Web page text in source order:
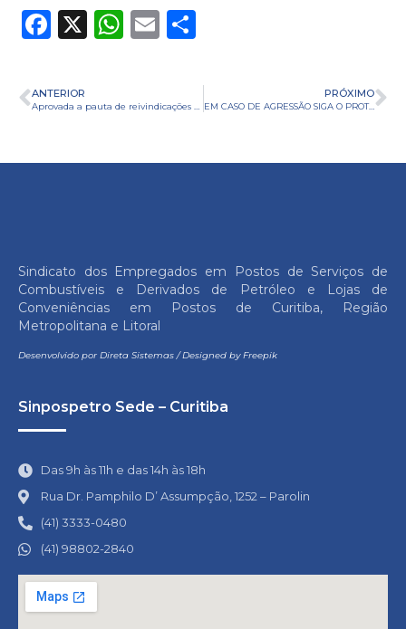
Facebook
X WhatsApp
Email
ANTERIOR PRÓXIMO
EM CASO DE AGRESSÃO SIGA O PROTOCOLO!!!
Sindicato dos Empregados em Postos de Serviços de
Combustíveis e Derivados de Petróleo e Lojas de
Conveniências em Postos de Curitiba, Região
Metropolitana e Litoral
Desenvolvido por Direta Sistemas/Designed by Freepik
Sinpospetro Sede – Curitiba
Das 9h às 11h e das 14h às 18h
Rua Dr. Pamphilo D’ Assumpção, 1252 – Parolin
(41) 3333-0480
(41) 98802-2840